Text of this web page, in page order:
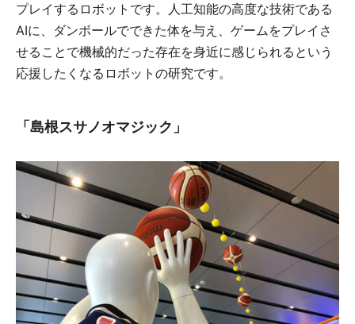
プレイするロボットです。人工知能の高度な技術である
AIに、ダンボールでできた体を与え、ゲームをプレイさ
せることで機械的だった存在を身近に感じられるという
応援したくなるロボットの研究です。
「島根スサノオマジック」